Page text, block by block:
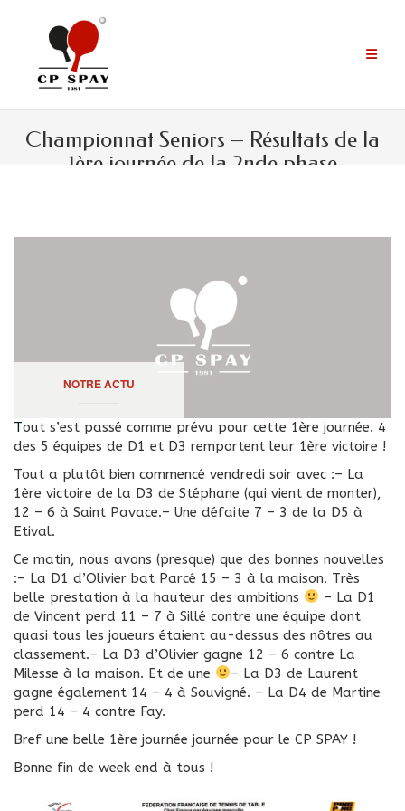
contenu
Championnat Seniors – Résultats de la
1ère journée de la 2nde phase
NOTRE ACTU
Tout s’est passé comme prévu pour cette 1ère journée. 4
des 5 équipes de D1 et D3 remportent leur 1ère victoire !
Tout a plutôt bien commencé vendredi soir avec :– La
1ère victoire de la D3 de Stéphane (qui vient de monter),
12 – 6 à Saint Pavace.– Une défaite 7 – 3 de la D5 à
Etival.
Ce matin, nous avons (presque) que des bonnes nouvelles
:– La D1 d’Olivier bat Parcé 15 – 3 à la maison. Très
belle prestation à la hauteur des ambitions
– La D1
de Vincent perd 11 – 7 à Sillé contre une équipe dont
quasi tous les joueurs étaient au-dessus des nôtres au
classement.– La D3 d’Olivier gagne 12 – 6 contre La
Milesse à la maison. Et de une
– La D3 de Laurent
gagne également 14 – 4 à Souvigné. – La D4 de Martine
perd 14 – 4 contre Fay.
Bref une belle 1ère journée journée pour le CP SPAY !
Bonne fin de week end à tous !